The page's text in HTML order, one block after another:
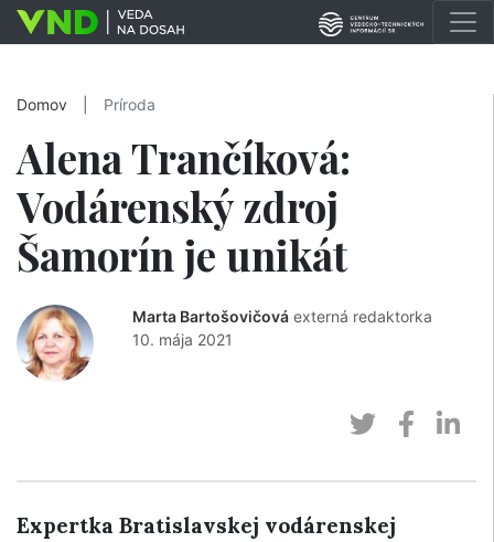
Domov Príroda
Alena Trančíková:
Vodárenský zdroj
Šamorín je unikát
Marta Bartošovičová externá redaktorka
10. mája 2021
Expertka Bratislavskej vodárenskej